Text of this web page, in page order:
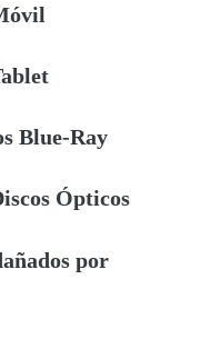
Blue-Ray
Ópticos
por